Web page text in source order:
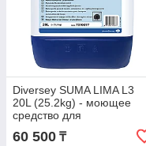
Diversey SUMA LIMA L3
20L (25.2kg) - моющее
средство для
посудомоечных машин
60 500 ₸